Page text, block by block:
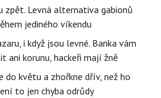
zpět. Levná alternativa gabionů
jediného víkendu
i když jsou levné. Banka vám
ani korunu, hackeři mají žně
do květu a zhořkne dřív, než ho
to jen chyba odrůdy